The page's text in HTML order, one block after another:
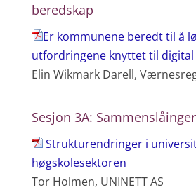
beredskap
Er kommunene beredt til å
utfordringene knyttet til digital
Elin Wikmark Darell,
Sesjon 3A: Sammenslåinger
Strukturendringer i
høgskolesektoren
Tor Holmen, UNINETT AS